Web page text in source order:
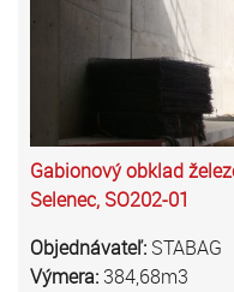
Gabionový obklad
Selenec, SO202-01
Objednávateľ: STABAG
Výmera: 384,68m3